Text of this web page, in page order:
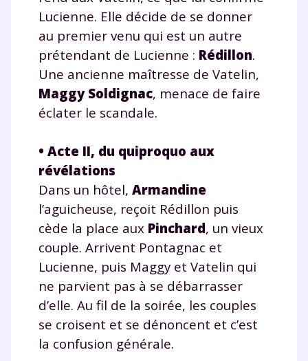
Lucienne. Elle décide de se donner
au premier venu qui est un autre
prétendant de Lucienne : Rédillon.
Une ancienne maîtresse de Vatelin,
Maggy Soldignac, menace de faire
éclater le scandale.
• Acte II, du quiproquo aux
révélations
Dans un hôtel, Armandine
l’aguicheuse, reçoit Rédillon puis
cède la place aux Pinchard, un vieux
couple. Arrivent Pontagnac et
Lucienne, puis Maggy et Vatelin qui
ne parvient pas à se débarrasser
d’elle. Au fil de la soirée, les couples
se croisent et se dénoncent et c’est
la confusion générale.